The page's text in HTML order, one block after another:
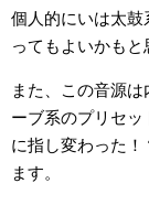
個人的にいは太
ってもよいかもと
また、この音源
ーブ系のプリセ
に指し変わった
ます。